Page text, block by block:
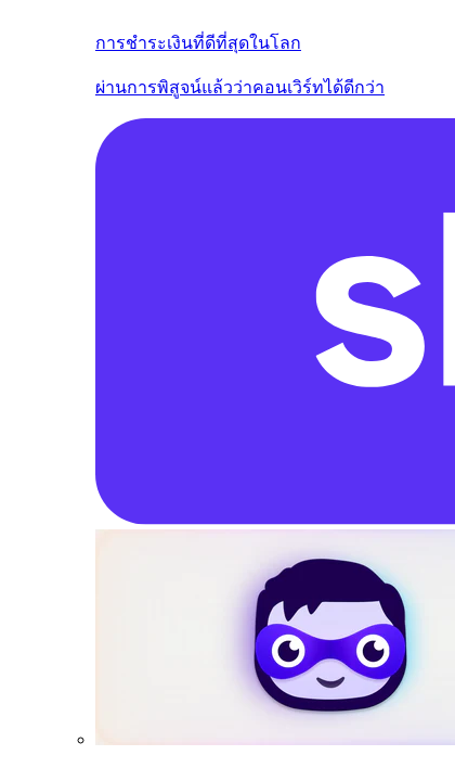
การชำระเงินที่ดีที่สุดในโลก
ผ่านการพิสูจน์แล้วว่าคอนเวิร์ทได้ดีกว่า